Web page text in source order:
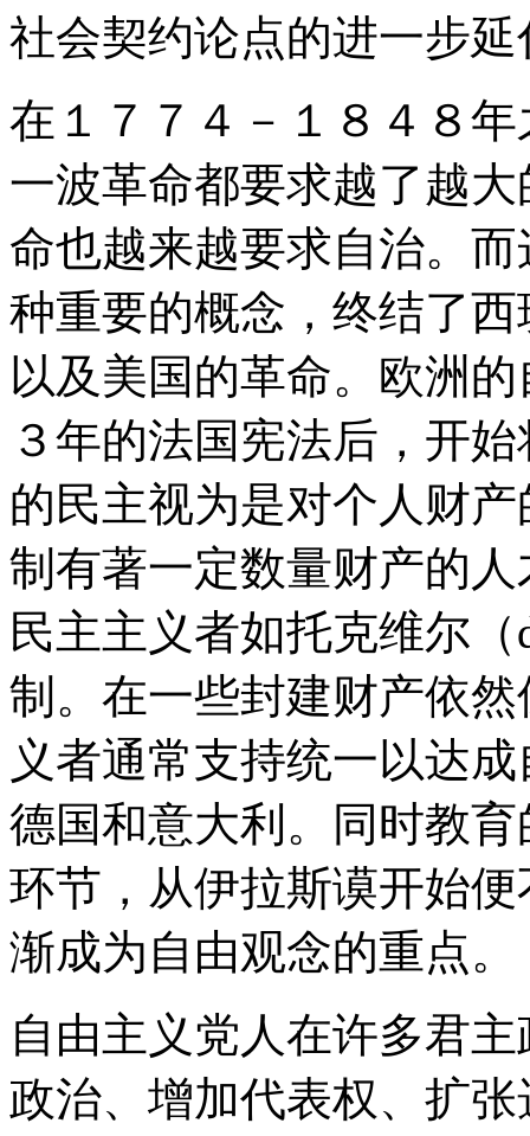
社会契约论点的进一步延
在１７７４－１８４８
一波革命都要求越了越
命也越来越要求自治。
种重要的概念，终结了
以及美国的革命。欧洲
３年的法国宪法后，开
的民主视为是对个人财
制有著一定数量财产的
民主主义者如托克维尔
制。在一些封建财产依
义者通常支持统一以达
德国和意大利。同时教
环节，从伊拉斯谟开始
渐成为自由观念的重点。
自由主义党人在许多君
政治、增加代表权、扩